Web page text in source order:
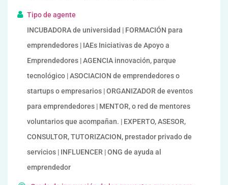
Tipo de agente
INCUBADORA de universidad | FORMACIÓN para
emprendedores | IAEs Iniciativas de Apoyo a
Emprendedores | AGENCIA innovación, parque
tecnológico | ASOCIACION de emprendedores o
startups o empresarios | ORGANIZADOR de eventos
para emprendedores | MENTOR, o red de mentores
voluntarios que acompañan. | EXPERTO, ASESOR,
CONSULTOR, TUTORIZACION, prestador privado de
servicios | INFLUENCER | ONG de ayuda al
emprendedor